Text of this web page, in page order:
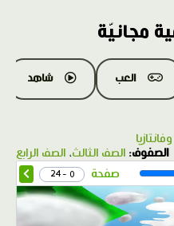
مجانيّة
العب شاهد
الصفوف: الصف الثالث، الصف الرابع
صفحة 0 - 24